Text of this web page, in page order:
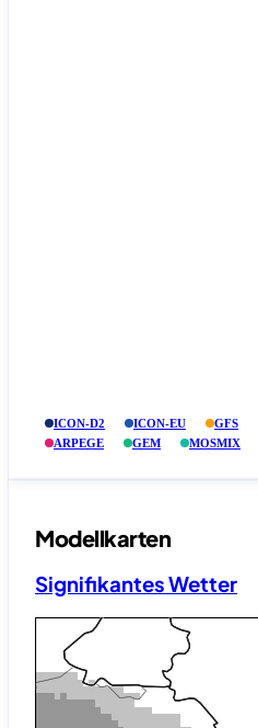
ICON-D2 ICON-EU GFS
ARPEGE
GEM MOSMIX
Modellkarten
Signifikantes Wetter